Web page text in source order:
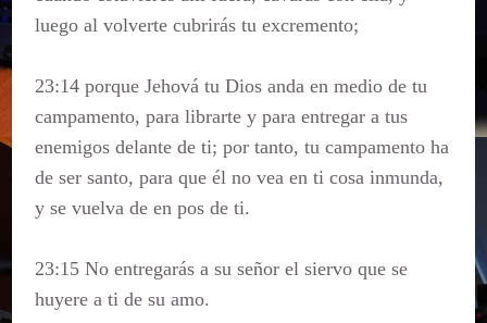
luego al volverte cubrirás tu excremento;
23:14 porque Jehová tu Dios anda en medio de tu
campamento, para librarte y para entregar a tus
enemigos delante de ti; por tanto, tu campamento ha
de ser santo, para que él no vea en ti cosa inmunda,
y se vuelva de en pos de ti.
23:15 No entregarás a su señor el siervo que se
huyere a ti de su amo.